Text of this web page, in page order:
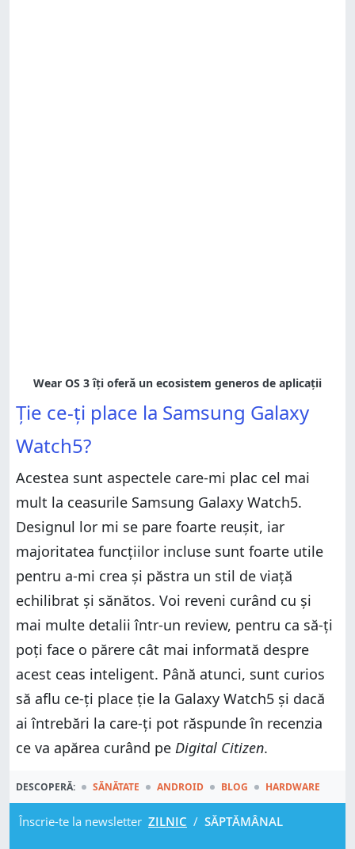
Ție ce-ți place la Samsung Galaxy
Watch5?
Acestea sunt aspectele care-mi plac cel mai
mult la ceasurile Samsung Galaxy Watch5.
Designul lor mi se pare foarte reușit, iar
majoritatea funcțiilor incluse sunt foarte utile
pentru a-mi crea și păstra un stil de viață
echilibrat și sănătos. Voi reveni curând cu și
mai multe detalii într-un review, pentru ca să-ți
poți face o părere cât mai informată despre
acest ceas inteligent. Până atunci, sunt curios
să aflu ce-ți place ție la Galaxy Watch5 și dacă
ai întrebări la care-ți pot răspunde în recenzia
ce va apărea curând pe Digital Citizen.
DESCOPERĂ: SĂNĂTATE ANDROID BLOG HARDWARE
Înscrie-te la newsletter ZILNIC / SĂPTĂMÂNAL